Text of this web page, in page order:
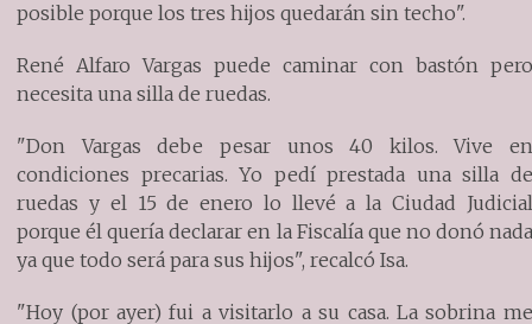
posible porque los tres hijos quedarán sin techo".
René Alfaro Vargas puede caminar con bastón pero
necesita una silla de ruedas.
"Don Vargas debe pesar unos 40 kilos. Vive en
condiciones precarias. Yo pedí prestada una silla de
ruedas y el 15 de enero lo llevé a la Ciudad Judicial
porque él quería declarar en la Fiscalía que no donó nada
ya que todo será para sus hijos", recalcó Isa.
"Hoy (por ayer) fui a visitarlo a su casa. La sobrina me